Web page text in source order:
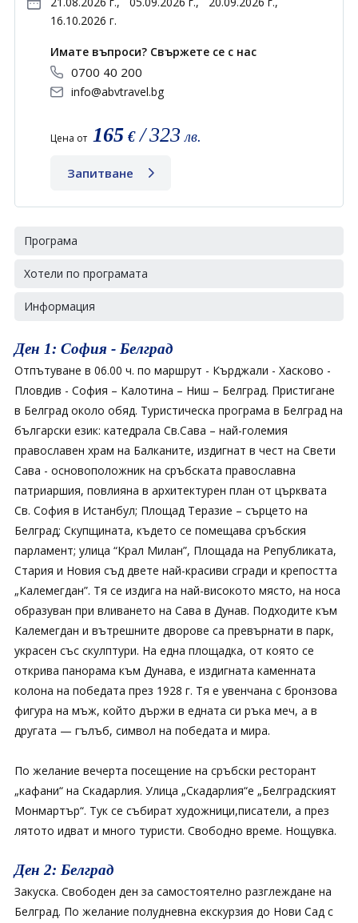
16.10.2026 г.
Имате въпроси? Свържете се с нас
0700 40 200
info@abvtravel.bg
Цена от 165 €/323 лв.
Запитване
Програма
Хотели по програмата
Информация
Ден 1: София - Белград
Отпътуване в 06.00 ч. по маршрут - Кърджали - Хасково -
Пловдив - София – Калотина – Ниш – Белград. Пристигане
в Белград около обяд. Туристическа програма в Белград на
български език: катедрала Св.Сава – най-големия
православен храм на Балканите, издигнат в чест на Свети
Сава - основоположник на сръбската православна
патриаршия, повлияна в архитектурен план от църквата
Св. София в Истанбул; Площад Теразие – сърцето на
Белград; Скупщината, където се помещава сръбския
парламент; улица “Крал Милан”, Площада на Републиката,
Стария и Новия съд двете най-красиви сгради и крепостта
„Калемегдан”. Тя се издига на най-високото място, на носа
образуван при вливането на Сава в Дунав. Подходите към
Калемегдан и вътрешните дворове са превърнати в парк,
украсен със скулптури. На една площадка, от която се
открива панорама към Дунава, е издигната каменната
колона на победата през 1928 г. Тя е увенчана с бронзова
фигура на мъж, който държи в едната си ръка меч, а в
другата — гълъб, символ на победата и мира.
По желание вечерта посещение на сръбски ресторант
„кафани“ на Скадарлия. Улица „Скадарлия“е „Белградският
Монмартър“. Тук се събират художници,писатели, а през
лятото идват и много туристи. Свободно време. Нощувка.
Ден 2: Белград
Закуска. Свободен ден за самостоятелно разглеждане на
Белград. По желание полудневна екскурзия до Нови Сад с